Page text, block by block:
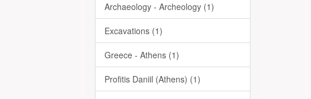
Archaeology - Archeology (1)
Excavations (1)
Greece - Athens (1)
Profitis Daniil (Athens) (1)